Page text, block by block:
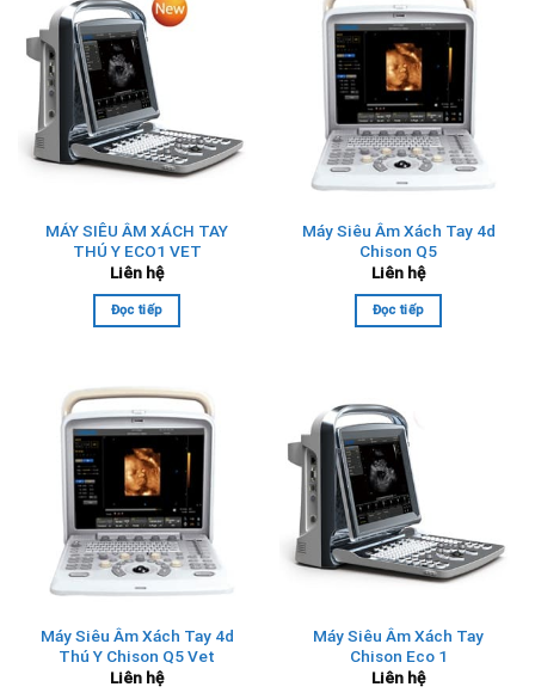
MÁY SIÊU ÂM XÁCH TAY
THÚ Y ECO1 VET
Liên hệ
Đọc tiếp
Máy Siêu Âm Xách Tay 4d
Chison Q5
Liên hệ
Đọc tiếp
Máy Siêu Âm Xách Tay 4d
Thú Y Chison Q5 Vet
Liên hệ
Máy Siêu Âm Xách Tay
Chison Eco 1
Liên hệ